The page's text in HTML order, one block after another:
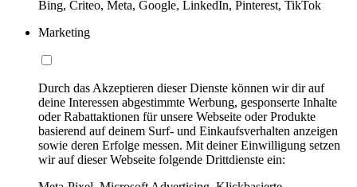
Bing, Criteo, Meta, Google, LinkedIn, Pinterest, TikTok
Marketing
Durch das Akzeptieren dieser Dienste können wir dir auf
deine Interessen abgestimmte Werbung, gesponserte Inhalte
oder Rabattaktionen für unsere Webseite oder Produkte
basierend auf deinem Surf- und Einkaufsverhalten anzeigen
sowie deren Erfolge messen. Mit deiner Einwilligung setzen
wir auf dieser Webseite folgende Drittdienste ein: